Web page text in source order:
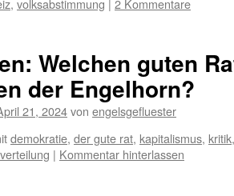
, volksabstimmung 2 Kommentare
Welchen guten
der Engelhorn?
21, 2024von engelsgefluester
demokratie, der gute rat, kapitalismus, kritik
| Kommentar hinterlassen